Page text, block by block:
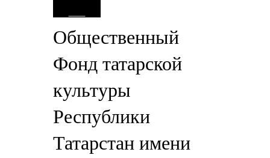
Общественный
Фонд татарской
культуры
Республики
Татарстан имени